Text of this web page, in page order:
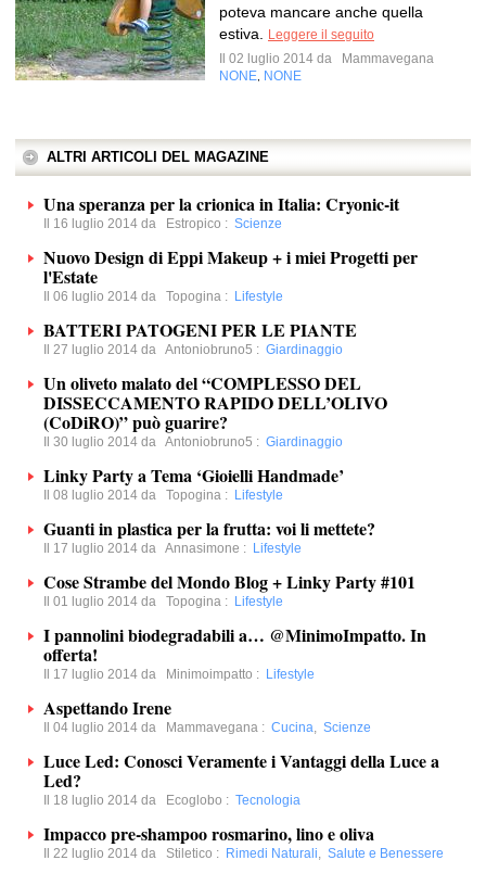
poteva mancare anche quella
estiva.
Leggere il seguito
Il 02 luglio 2014 da
Mammavegana
NONE NONE
ALTRI ARTICOLI DEL MAGAZINE
Una speranza per la crionica in Italia: Cryonic-it
Il 16 luglio 2014 da Estropico : Scienze
Nuovo Design di Eppi Makeup + i miei Progetti per
l'Estate
Il 06 luglio 2014 da Topogina : Lifestyle
BATTERI PATOGENI PER LE PIANTE
Il 27 luglio 2014 da Antoniobruno5 : Giardinaggio
Un oliveto malato del “COMPLESSO DEL
DISSECCAMENTO RAPIDO DELL’OLIVO
(CoDiRO)” può guarire?
Il 30 luglio 2014 da Antoniobruno5 : Giardinaggio
Linky Party a Tema ‘Gioielli Handmade’
Il 08 luglio 2014 da Topogina : Lifestyle
Guanti in plastica per la frutta: voi li mettete?
Il 17 luglio 2014 da Annasimone : Lifestyle
Cose Strambe del Mondo Blog + Linky Party #101
Il 01 luglio 2014 da Topogina : Lifestyle
I pannolini biodegradabili a… @MinimoImpatto. In
offerta!
Il 17 luglio 2014 da Minimoimpatto : Lifestyle
Aspettando Irene
Il 04 luglio 2014 da Mammavegana : Cucina, Scienze
Luce Led: Conosci Veramente i Vantaggi della Luce a
Led?
Il 18 luglio 2014 da Ecoglobo : Tecnologia
Impacco pre-shampoo rosmarino, lino e oliva
Il 22 luglio 2014 da Stiletico : Rimedi Naturali, Salute e Benessere